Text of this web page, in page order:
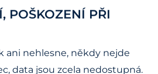
POŠKOZENÍ PŘI
ani nehlesne, někdy nejde
data jsou zcela nedostupná.